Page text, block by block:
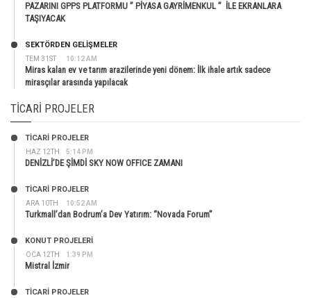
PAZARINI GPPS PLATFORMU ” PİYASA GAYRİMENKUL ” İLE EKRANLARA
TAŞIYACAK
TEM 31ST 10:12 AM
SEKTÖRDEN GELIŞMELER
Miras kalan ev ve tarım arazilerinde yeni dönem: İlk ihale artık sadece
mirasçılar arasında yapılacak
TICARI PROJELER
HAZ 12TH 5:14 PM
TİCARİ PROJELER
DENİZLİ’DE ŞİMDİ SKY NOW OFFICE ZAMANI
ARA 10TH 10:52 AM
TİCARİ PROJELER
Turkmall’dan Bodrum’a Dev Yatırım: “Novada Forum”
OCA 12TH 1:39 PM
KONUT PROJELERI
Mistral İzmir
TİCARİ PROJELER